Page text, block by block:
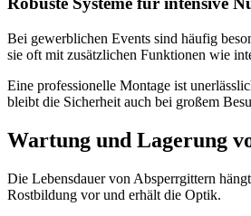
Bei gewerblichen Events sind häufig
sie oft mit zusätzlichen Funktionen wie
Eine professionelle Montage ist
bleibt die Sicherheit auch bei großem
Wartung und Lagerung
Die Lebensdauer von Absperrgittern
Rostbildung vor und erhält die Optik.